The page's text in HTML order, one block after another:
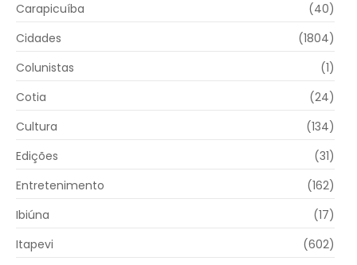
Carapicuíba
(40)
Cidades
(1804)
Colunistas
(1)
Cotia
(24)
Cultura
(134)
Edições
(31)
Entretenimento
(162)
Ibiúna
(17)
Itapevi
(602)